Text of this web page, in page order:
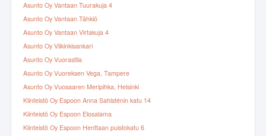
Asunto Oy Vantaan Tuurakuja 4
Asunto Oy Vantaan Tähkiö
Asunto Oy Vantaan Virtakuja 4
Asunto Oy Viikinkisankari
Asunto Oy Vuorastila
Asunto Oy Vuoreksen Vega, Tampere
Asunto Oy Vuosaaren Meripihka, Helsinki
Kiinteistö Oy Espoon Anna Sahlsténin katu 14
Kiinteistö Oy Espoon Elosalama
Kiinteistö Oy Espoon Henttaan puistokatu 6